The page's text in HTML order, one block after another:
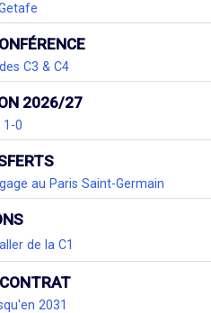
C3 & C4
2026/27
1-0
au Paris Saint-Germain
de la C1
2031